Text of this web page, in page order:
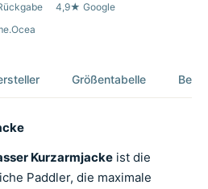
4,9★ Google
Größentabelle
Kurzarmjacke ist die
Paddler, die maximale